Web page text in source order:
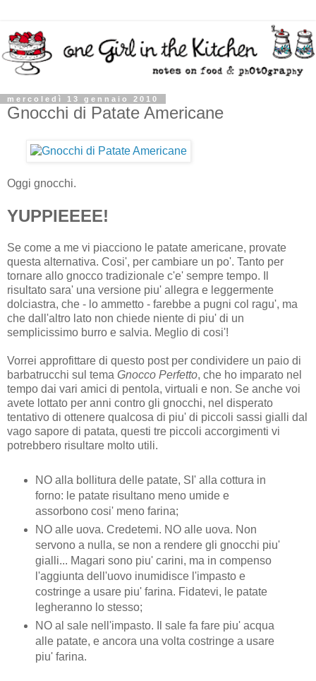
mercoledì 13 gennaio 2010
Gnocchi di Patate Americane
Oggi gnocchi.
YUPPIEEEE!
Se come a me vi piacciono le patate americane, provate
questa alternativa. Cosi', per cambiare un po'. Tanto per
tornare allo gnocco tradizionale c'e' sempre tempo. Il
risultato sara' una versione piu' allegra e leggermente
dolciastra, che - lo ammetto - farebbe a pugni col ragu', ma
che dall'altro lato non chiede niente di piu' di un
semplicissimo burro e salvia. Meglio di cosi'!
Vorrei approfittare di questo post per condividere un paio di
barbatrucchi sul tema Gnocco Perfetto, che ho imparato nel
tempo dai vari amici di pentola, virtuali e non. Se anche voi
avete lottato per anni contro gli gnocchi, nel disperato
tentativo di ottenere qualcosa di piu' di piccoli sassi gialli dal
vago sapore di patata, questi tre piccoli accorgimenti vi
potrebbero risultare molto utili.
NO alla bollitura delle patate, SI' alla cottura in
forno: le patate risultano meno umide e
assorbono cosi' meno farina;
NO alle uova. Credetemi. NO alle uova. Non
servono a nulla, se non a rendere gli gnocchi piu'
gialli... Magari sono piu' carini, ma in compenso
l'aggiunta dell'uovo inumidisce l'impasto e
costringe a usare piu' farina. Fidatevi, le patate
legheranno lo stesso;
NO al sale nell'impasto. Il sale fa fare piu' acqua
alle patate, e ancora una volta costringe a usare
piu' farina.